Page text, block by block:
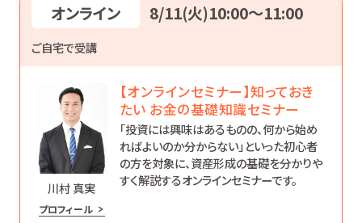
オンライン 8/11(火)10:00〜11:00
ご自宅で受講
川村 真実
プロフィール
【オンラインセミナー】知っておき
たい お金の基礎知識セミナー
「投資には興味はあるものの、何から始め
ればよいのか分からない」といった初心者
の方を対象に、資産形成の基礎を分かりや
すく解説するオンラインセミナーです。